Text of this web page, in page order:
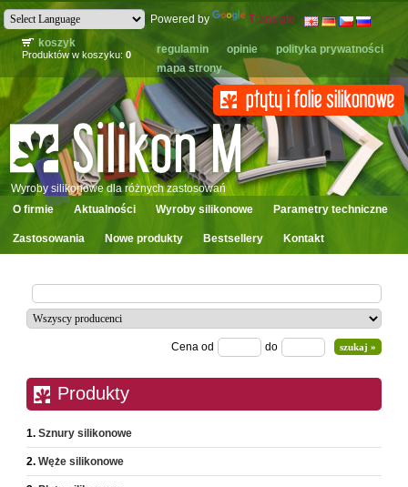
Powered by
Translate
koszyk
Produktów w koszyku:0 regulamin opinie
polityka prywatności
mapa strony
Wyroby silikonowe dla różnych zastosowań
O firmie
Aktualności Wyroby silikonowe Parametry techniczne
Zastosowania Nowe produkty Bestsellery Kontakt
Cena od do
Produkty
Sznury silikonowe
Węże silikonowe